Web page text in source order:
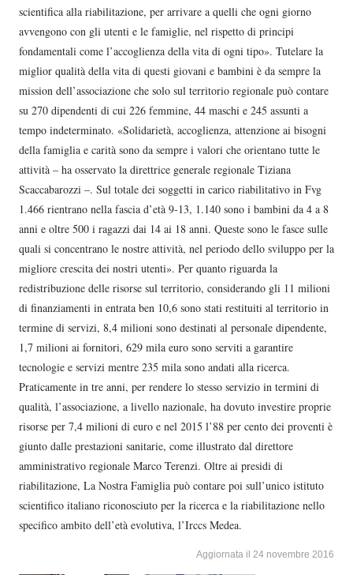
scientifica alla riabilitazione, per arrivare a quelli che ogni giorno
avvengono con gli utenti e le famiglie, nel rispetto di principi
fondamentali come l’accoglienza della vita di ogni tipo». Tutelare la
miglior qualità della vita di questi giovani e bambini è da sempre la
mission dell’associazione che solo sul territorio regionale può contare
su 270 dipendenti di cui 226 femmine, 44 maschi e 245 assunti a
tempo indeterminato. «Solidarietà, accoglienza, attenzione ai bisogni
della famiglia e carità sono da sempre i valori che orientano tutte le
attività – ha osservato la direttrice generale regionale Tiziana
Scaccabarozzi –. Sul totale dei soggetti in carico riabilitativo in Fvg
1.466 rientrano nella fascia d’età 9-13, 1.140 sono i bambini da 4 a 8
anni e oltre 500 i ragazzi dai 14 ai 18 anni. Queste sono le fasce sulle
quali si concentrano le nostre attività, nel periodo dello sviluppo per la
migliore crescita dei nostri utenti». Per quanto riguarda la
redistribuzione delle risorse sul territorio, considerando gli 11 milioni
di finanziamenti in entrata ben 10,6 sono stati restituiti al territorio in
termine di servizi, 8,4 milioni sono destinati al personale dipendente,
1,7 milioni ai fornitori, 629 mila euro sono serviti a garantire
tecnologie e servizi mentre 235 mila sono andati alla ricerca.
Praticamente in tre anni, per rendere lo stesso servizio in termini di
qualità, l’associazione, a livello nazionale, ha dovuto investire proprie
risorse per 7,4 milioni di euro e nel 2015 l’88 per cento dei proventi è
giunto dalle prestazioni sanitarie, come illustrato dal direttore
amministrativo regionale Marco Terenzi. Oltre ai presidi di
riabilitazione, La Nostra Famiglia può contare poi sull’unico istituto
scientifico italiano riconosciuto per la ricerca e la riabilitazione nello
specifico ambito dell’età evolutiva, l’Irccs Medea.
Aggiornata il 24 novembre 2016